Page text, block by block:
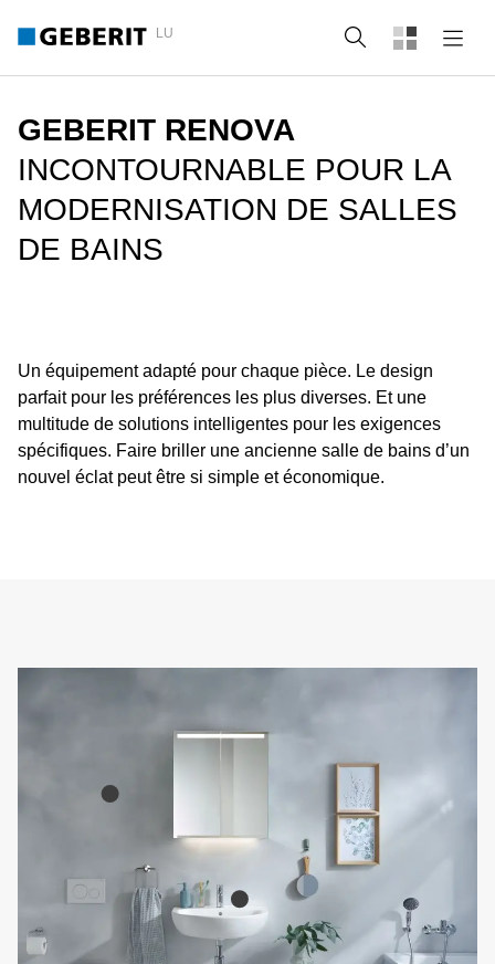
LU Recherche
GEBERIT RENOVA
INCONTOURNABLE POUR LA
MODERNISATION DE SALLES
DE BAINS
Un équipement adapté pour chaque pièce. Le design
parfait pour les préférences les plus diverses. Et une
multitude de solutions intelligentes pour les exigences
spécifiques. Faire briller une ancienne salle de bains d’un
nouvel éclat peut être si simple et économique.